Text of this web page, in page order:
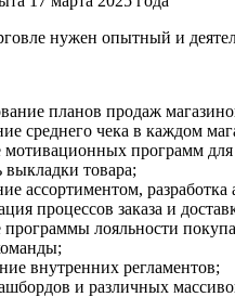
нужен опытный и
планов продаж
среднего чека в каждом
мотивационных программ
выкладки товара;
ассортиментом, разработка
процессов заказа и
программы лояльности
внутренних регламентов;
и различных